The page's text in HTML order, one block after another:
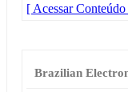
[ Acessar
Brazilian